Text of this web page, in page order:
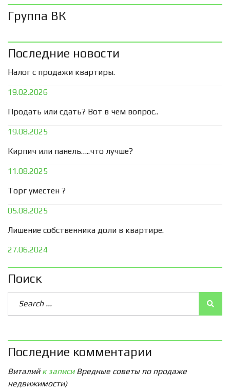
Группа ВК
Последние новости
Налог с продажи квартиры.
19.02.2026
Продать или сдать? Вот в чем вопрос..
19.08.2025
Кирпич или панель…..что лучше?
11.08.2025
Торг уместен ?
05.08.2025
Лишение собственника доли в квартире.
27.06.2024
Поиск
Последние комментарии
Виталийк записи Вредные советы по продаже
недвижимости)